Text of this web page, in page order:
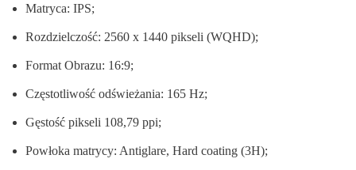
Matryca: IPS;
Rozdzielczość: 2560 x 1440 pikseli (WQHD);
Format Obrazu: 16:9;
Częstotliwość odświeżania: 165 Hz;
Gęstość pikseli 108,79 ppi;
Powłoka matrycy: Antiglare, Hard coating (3H);